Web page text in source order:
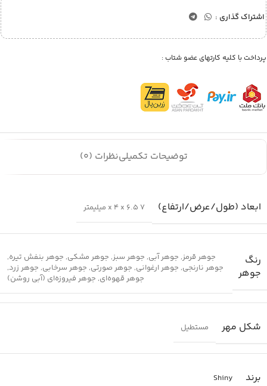
اشتراک گذاری :
پرداخت با کلیه کارتهای عضو شتاب :
توضیحات تکمیلینظرات (0)
ابعاد (طول/عرض/ارتفاع) 7 x 4 x 6.5 میلیمتر
رنگ
جوهر
جوهر قرمز, جوهر آبی, جوهر سبز, جوهر مشکی, جوهر بنفش تیره,
جوهر نارنجی, جوهر ارغوانی, جوهر صورتی, جوهر سرخابی, جوهر زرد,
جوهر قهوه‌ای, جوهر فیروزه‌ای (آبی روشن)
شکل مهر مستطیل
برند Shiny